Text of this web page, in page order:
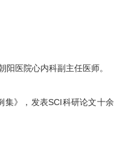
医院心内科副主任医师。
》，发表SCI科研论文十余